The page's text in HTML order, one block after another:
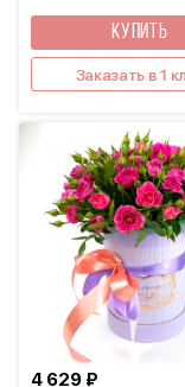
КУПИТЬ
Заказать в 1
4 629 ₽